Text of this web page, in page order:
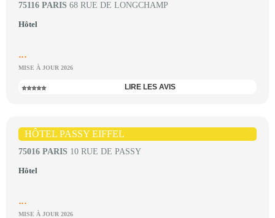
75116 PARIS 68 RUE DE LONGCHAMP
Hôtel
...
MISE À JOUR 2026
⭐⭐⭐⭐⭐ LIRE LES AVIS
HÔTEL PASSY EIFFEL
75016 PARIS 10 RUE DE PASSY
Hôtel
...
MISE À JOUR 2026